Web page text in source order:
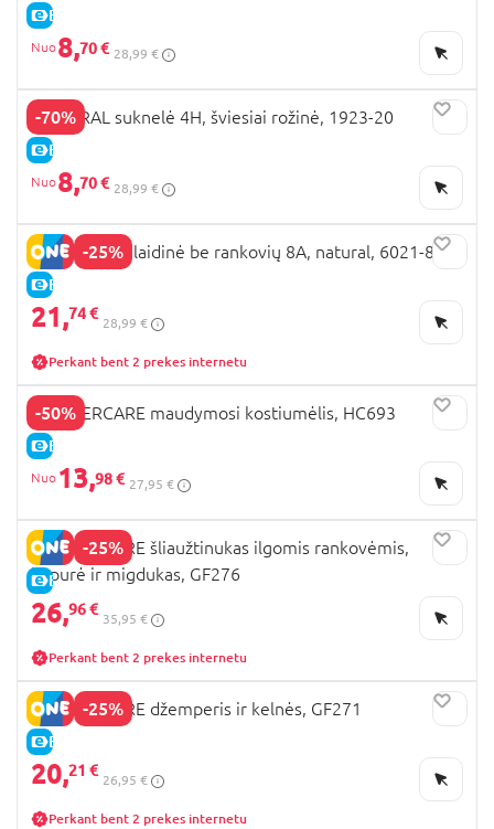
E-KAINA
8,70 € 28,99 €
-70%
E-KAINA
MAYORAL suknelė 4H, šviesiai rožinė, 1923-20
8,70 € 28,99 €
-25%
E-KAINA
MAYORAL palaidinė be rankovių 8A, natural, 6021-86
21,74 €
28,99 €
Perkant bent 2 prekes internetu
-50%
E-KAINA
MOTHERCARE maudymosi kostiumėlis, HC693
13,98 € 27,95 €
-25%
E-KAINA
MOTHERCARE šliaužtinukas ilgomis rankovėmis,
kepurė ir migdukas, GF276
26,96 €
35,95 €
Perkant bent 2 prekes internetu
-25%
E-KAINA
MOTHERCARE džemperis ir kelnės, GF271
20,21 €
26,95 €
Perkant bent 2 prekes internetu